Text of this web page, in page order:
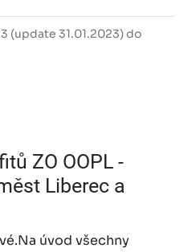
(update 31.01.2023) do
ZO OOPL -
Liberec a
úvod všechny